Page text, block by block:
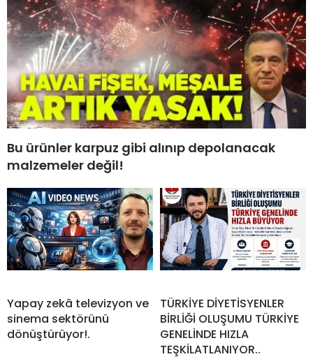
Bu ürünler karpuz gibi alınıp depolanacak
malzemeler değil!
Yapay zekâ televizyon ve
sinema sektörünü
dönüştürüyor!.
TÜRKİYE DİYETİSYENLER
BİRLİĞİ OLUŞUMU TÜRKİYE
GENELİNDE HIZLA
TEŞKİLATLANIYOR..